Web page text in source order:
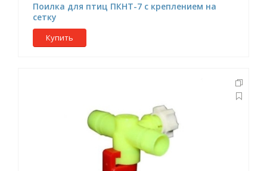
Поилка для птиц ПКНТ-7 с креплением на
сетку
Купить